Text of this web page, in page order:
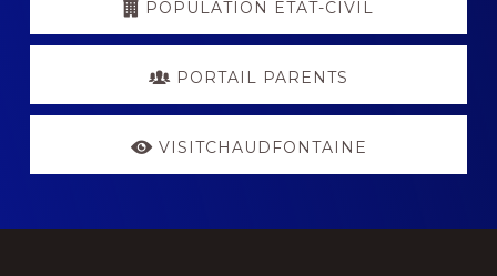
POPULATION ETAT-CIVIL
PORTAIL PARENTS
VISITCHAUDFONTAINE